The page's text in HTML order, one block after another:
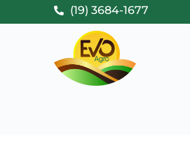
(19) 3684-1677